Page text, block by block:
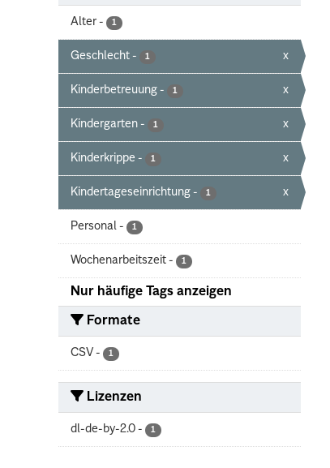
Alter - 1
Geschlecht - 1 x
Kinderbetreuung - 1 x
Kindergarten - 1 x
Kinderkrippe - 1 x
Kindertageseinrichtung - 1 x
Personal - 1
Wochenarbeitszeit - 1
Nur häufige Tags anzeigen
Formate
CSV - 1
Lizenzen
dl-de-by-2.0 - 1